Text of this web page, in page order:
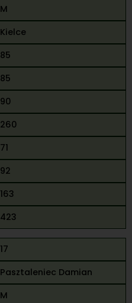
M
Kielce
85
85
90
260
71
92
163
423
17
Pasztaleniec Damian
M